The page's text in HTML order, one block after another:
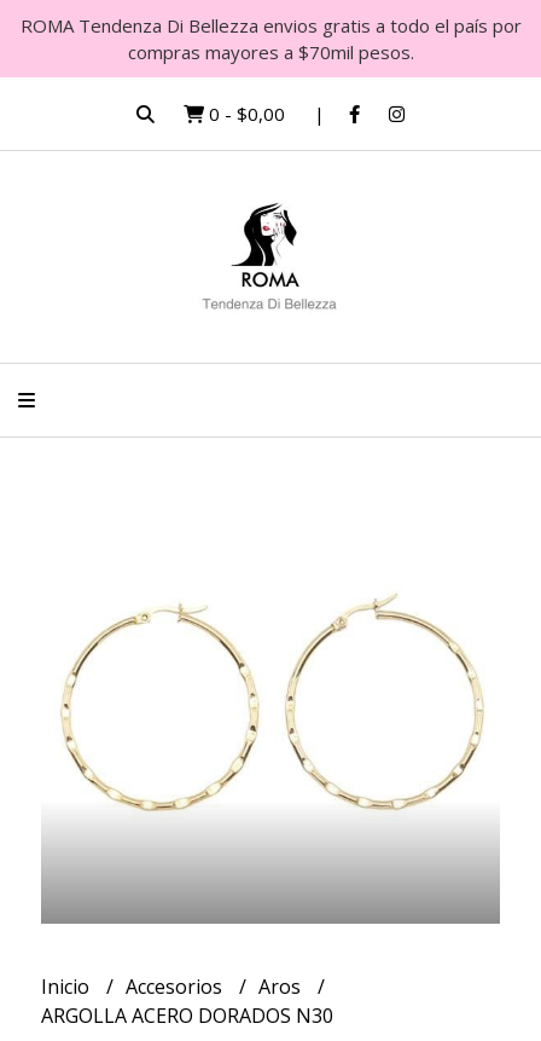
ROMA Tendenza Di Bellezza envios gratis a todo el país por
compras mayores a $70mil pesos.
0 - $0,00
Inicio Accesorios
Aros
ARGOLLA ACERO DORADOS N30